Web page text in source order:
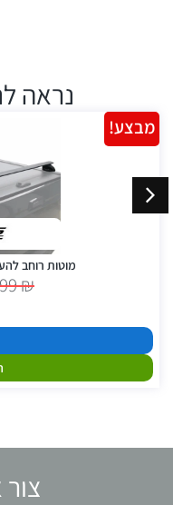
נראה
מוטות רוחב
₪
מבצע!